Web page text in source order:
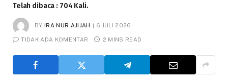
Telah dibaca : 704 Kali.
BY IRA NUR AJIJAH 6 JULI 2026
TIDAK ADA KOMENTAR 2 MINS READ